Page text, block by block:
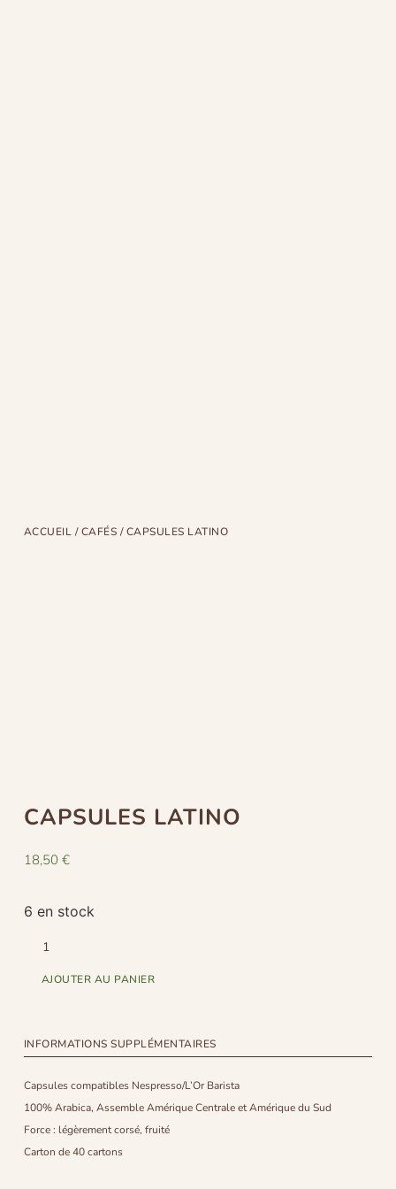
ACCUEIL /CAFÉS / CAPSULES LATINO
CAPSULES LATINO
18,50 €
6 en stock
AJOUTER AU PANIER
INFORMATIONS SUPPLÉMENTAIRES
Capsules compatibles Nespresso/L’Or Barista
100% Arabica, Assemble Amérique Centrale et Amérique du Sud
Force : légèrement corsé, fruité
Carton de 40 cartons